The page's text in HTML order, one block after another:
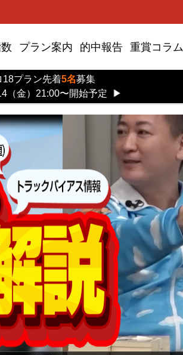
プラン案内 的中報告 重賞コラム
18プラン先着5名募集
（金）21:00〜開始予定
▶